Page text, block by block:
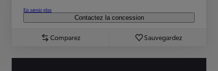
En savoir plus
Contactez la concession
Comparez Sauvegardez